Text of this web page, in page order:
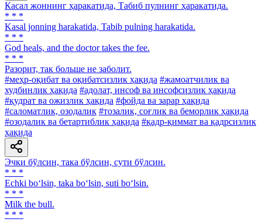
Касал жоннинг ҳаракатида, Табиб пулнинг ҳаракатида.
* * *
Kasal jonning harakatida, Tabib pulning harakatida.
* * *
God heals, and the doctor takes the fee.
* * *
Разорит, так больше не заболит.
#меҳр-оқибат ва оқибатсизлик ҳақида #жамоатчилик ва
худбинлик ҳақида #адолат, инсоф ва инсофсизлик ҳақида
#қудрат ва ожизлик ҳақида #фойда ва зарар ҳақида
#саломатлик, озодалик #тозалик, соғлик ва беморлик ҳақида
#озодалик ва бетартиблик ҳақида #қадр-қиммат ва қадрсизлик
ҳақида
Эчки бўлсин, така бўлсин, сути бўлсин.
* * *
Echki bo‘lsin, taka bo‘lsin, suti bo‘lsin.
* * *
Milk the bull.
* * *